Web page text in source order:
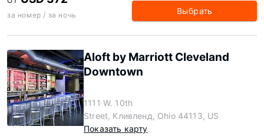
за номер / за ночь Выбрать
Aloft by Marriott Cleveland
Downtown
1111 W. 10th
Street, Кливленд, Ohio 44113, US
Показать карту